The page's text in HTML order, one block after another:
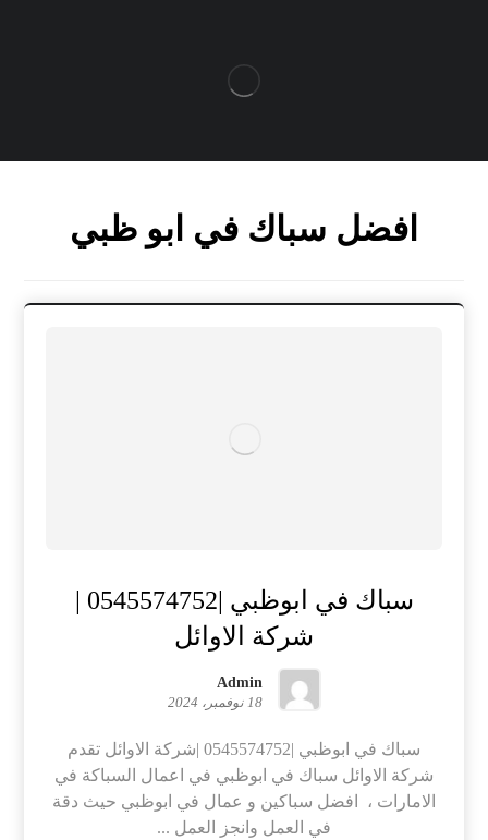
افضل سباك في ابو ظبي
سباك في ابوظبي |0545574752 |
شركة الاوائل
Admin
18 نوفمبر، 2024
سباك في ابوظبي |0545574752 |شركة الاوائل تقدم
شركة الاوائل سباك في ابوظبي في اعمال السباكة في
الامارات ، افضل سباكين و عمال في ابوظبي حيث دقة
في العمل وانجز العمل ...